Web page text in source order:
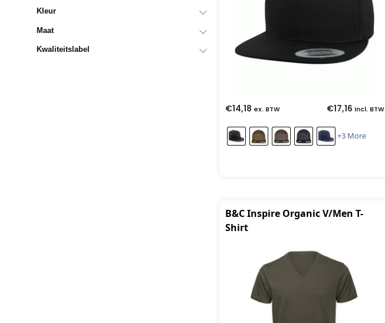
Kleur
Maat
Kwaliteitslabel
€14,18 ex. BTW €17,16 incl. BTW
+3 More
B&C Inspire Organic V/Men T-
Shirt